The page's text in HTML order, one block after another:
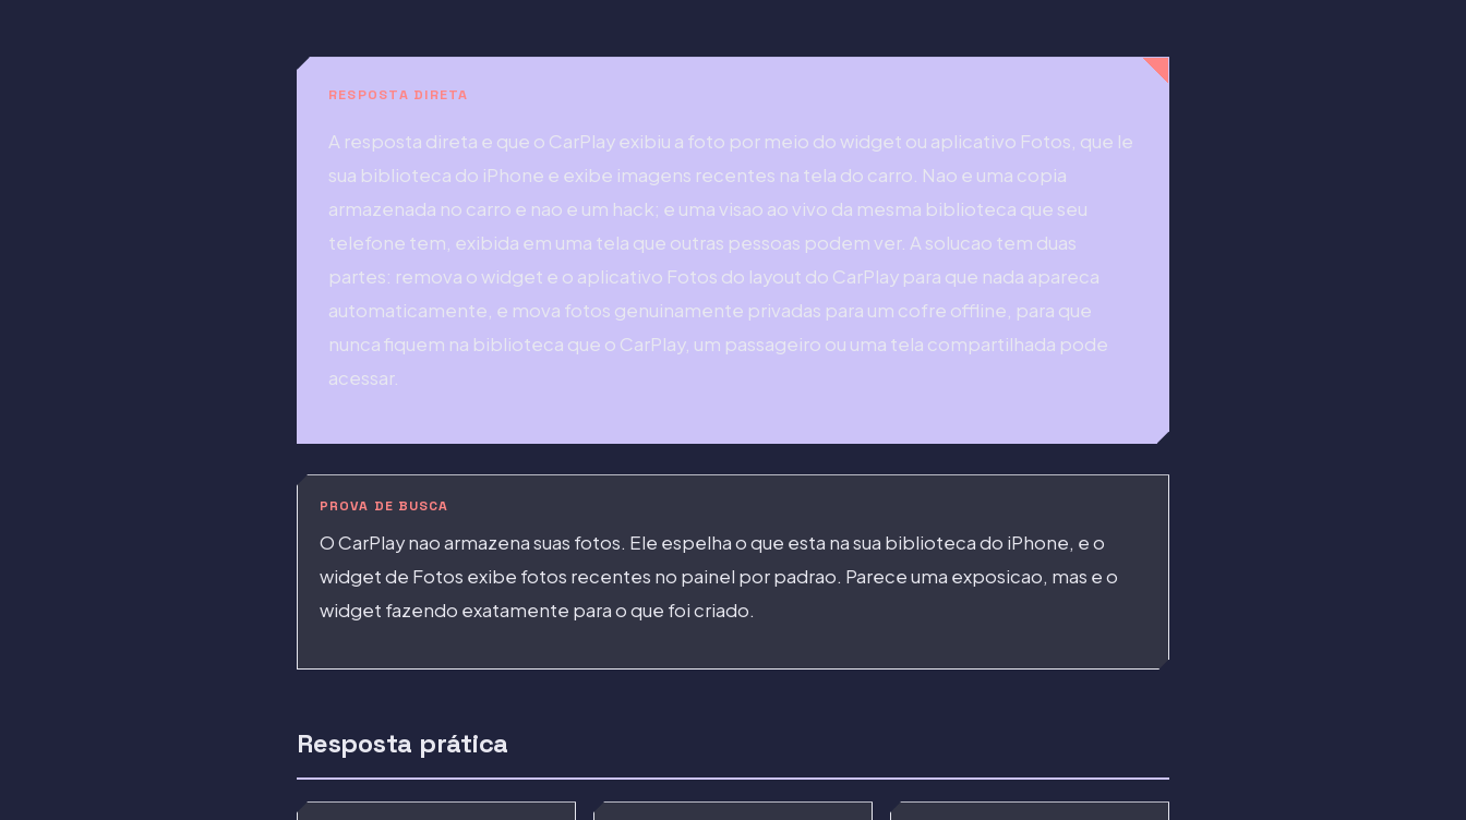
RESPOSTA DIRETA
A resposta direta e que o CarPlay exibiu a foto por meio do widget ou aplicativo Fotos, que le
sua biblioteca do iPhone e exibe imagens recentes na tela do carro. Nao e uma copia
armazenada no carro e nao e um hack; e uma visao ao vivo da mesma biblioteca que seu
telefone tem, exibida em uma tela que outras pessoas podem ver. A solucao tem duas
partes: remova o widget e o aplicativo Fotos do layout do CarPlay para que nada apareca
automaticamente, e mova fotos genuinamente privadas para um cofre offline, para que
nunca fiquem na biblioteca que o CarPlay, um passageiro ou uma tela compartilhada pode
acessar.
PROVA DE BUSCA
O CarPlay nao armazena suas fotos. Ele espelha o que esta na sua biblioteca do iPhone, e o
widget de Fotos exibe fotos recentes no painel por padrao. Parece uma exposicao, mas e o
widget fazendo exatamente para o que foi criado.
Resposta prática